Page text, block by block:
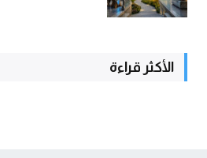
الأكثر قراءة